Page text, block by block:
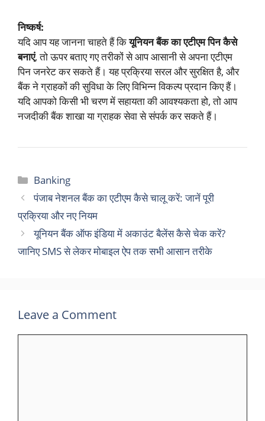
निष्कर्ष:
यदि आप यह जानना चाहते हैं कियूनियन बैंक का एटीएम पिन कैसे
बनाएं, तो ऊपर बताए गए तरीकों से आप आसानी से अपना एटीएम
पिन जनरेट कर सकते हैं। यह प्रक्रिया सरल और सुरक्षित है, और
बैंक ने ग्राहकों की सुविधा के लिए विभिन्न विकल्प प्रदान किए हैं।
यदि आपको किसी भी चरण में सहायता की आवश्यकता हो, तो आप
नजदीकी बैंक शाखा या ग्राहक सेवा से संपर्क कर सकते हैं।
Categories
Banking
पंजाब नेशनल बैंक का एटीएम कैसे चालू करें: जानें पूरी
प्रक्रिया और नए नियम
यूनियन बैंक ऑफ इंडिया में अकाउंट बैलेंस कैसे चेक करें?
जानिए SMS से लेकर मोबाइल ऐप तक सभी आसान तरीके
Leave a Comment